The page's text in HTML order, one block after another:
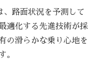
路面状況を予測して
適化する先進技術が採
の滑らかな乗り心地を
。